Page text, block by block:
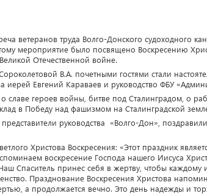
ветеранов труда Волго-Донского судоходного
мероприятие было посвящено Воскресению
Отечественной войне.
В.А. почетными гостями стали
иерей Евгений Караваев и руководство ФБУ
славе героев войны, битве под Сталинградом, о
в Победу над фашизмом на Сталинградской
руководства «Волго-Дон»,
Христова Воскресения: «Этот праздник
воскресение Господа нашего Иисуса
Спаситель принес себя в жертву, чтобы каждому
Празднование Воскресения Христова
а продолжается вечно. Это день надежды и